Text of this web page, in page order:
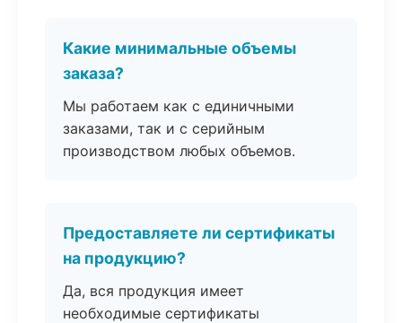
Какие минимальные объемы
заказа?
Мы работаем как с единичными
заказами, так и с серийным
производством любых объемов.
Предоставляете ли сертификаты
на продукцию?
Да, вся продукция имеет
необходимые сертификаты